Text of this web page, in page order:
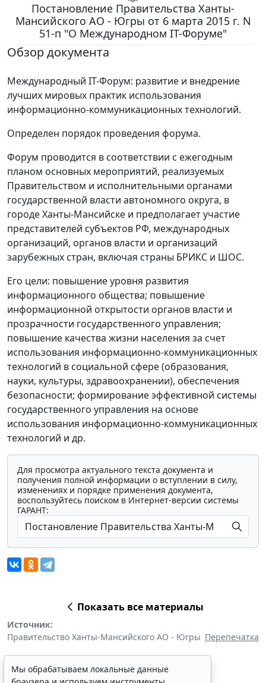
Постановление Правительства Ханты-
Мансийского АО - Югры от 6 марта 2015 г. N
51-п "О Международном IT-Форуме"
Обзор документа
Международный IT-Форум: развитие и внедрение
лучших мировых практик использования
информационно-коммуникационных технологий.
Определен порядок проведения форума.
Форум проводится в соответствии с ежегодным
планом основных мероприятий, реализуемых
Правительством и исполнительными органами
государственной власти автономного округа, в
городе Ханты-Мансийске и предполагает участие
представителей субъектов РФ, международных
организаций, органов власти и организаций
зарубежных стран, включая страны БРИКС и ШОС.
Его цели: повышение уровня развития
информационного общества; повышение
информационной открытости органов власти и
прозрачности государственного управления;
повышение качества жизни населения за счет
использования информационно-коммуникационных
технологий в социальной сфере (образования,
науки, культуры, здравоохранении), обеспечения
безопасности; формирование эффективной системы
государственного управления на основе
использования информационно-коммуникационных
технологий и др.
Для просмотра актуального текста документа и
получения полной информации о вступлении в силу,
изменениях и порядке применения документа,
воспользуйтесь поиском в Интернет-версии системы
ГАРАНТ:
Показать все материалы
Источник:
Правительство Ханты-Мансийского АО - Югры Перепечатка
Мы обрабатываем локальные данные